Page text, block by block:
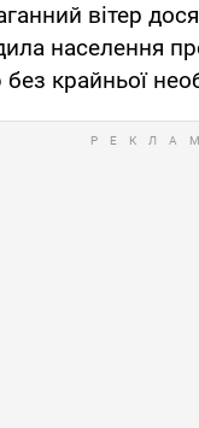
вітер
населення
крайньої